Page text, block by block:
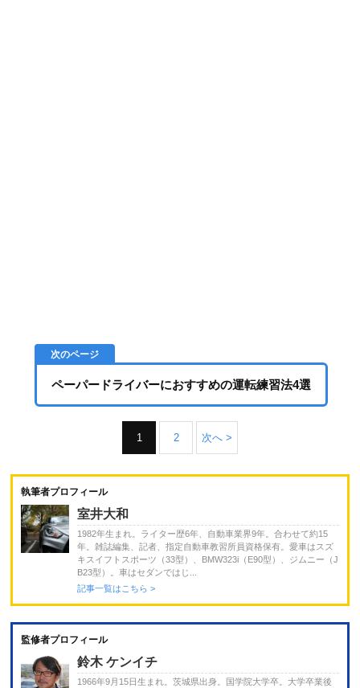
ペーパードライバーにおすすめの運転練習法4選
1 2 次へ >
執筆者プロフィール
室井大和
1982年生まれ。ライター歴6年、自動車業界9年。合わせて約15
年。雑誌編集、記者、指定自動車教習所員資格保有。愛車はスズ
キスイフトスポーツ（33型）、BMW323i（E90型）、ジムニー（J
B23型）。車はセダンではじ...
記事一覧はこちら >
監修者プロフィール
鈴木 ケンイチ
1966年9月15日生まれ。茨城県出身。国学院大学卒。大学卒業後